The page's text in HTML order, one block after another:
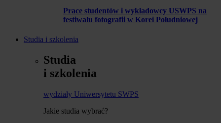
Prace studentów i wykładowcy USWPS na
festiwalu fotografii w Korei Południowej
Studia i szkolenia
Studia
i szkolenia
wydziały Uniwersytetu SWPS
Jakie studia wybrać?